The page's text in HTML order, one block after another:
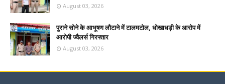
August 03, 2026
पुराने सोने के आभूषण लौटाने में टालमटोल, धोखाधड़ी के आरोप में
आरोपी ज्वैलर्स गिरफ्तार
August 03, 2026